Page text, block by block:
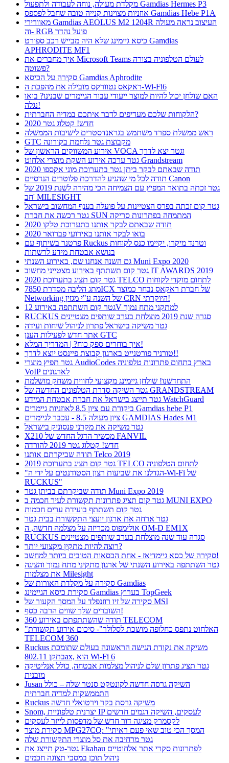
מקלדת מעולה, נוחה לעבודה ולתפעול Gamdias Hermes P3
אוזניות מצוינות קנייה טובה שחבל לפספס Gamdias Hebe P1A
מאוורירי Gamdias AEOLUS M2 1204R העיצוב נראה מעולה
וה- RGB פועל נהדר
כיסא גיימינג שלא היה מבייש רכב ספורט Gamdias
APHRODITE MF1
איך מחברים את Microsoft Teams לעולם הטלפוניה בצורה
פשוטה?
סקירה על הכיסא Gamdias Aphrodite
ראקאס נטוורקס מובילה את מהפכת ה-Wi-Fi6
האם שולחן יכול להיות למוצר ייעודי עבור הגיימרים שבנינו? בואו
נגלה!
הלקוחות שלכם מעדיפים לדבר איתכם במדיה החברתית?
חדש! קטלוג גטר 2020
ראש ממשלת ספרד משתמש בגראנדסטרים לישיבות הממשלה
GTC מקבוצת גטר נלחמת בקורונה
אירוע המשווקים הראשון של VOCA וגטר יצא לדרך
גטר ערכה אירוע השקת מוצרי אלחוט Grandstream
תודה שבאתם לבקר ביתן גטר בתערוכת מוני אקספו 2020
תודה לכל מי שהגיע להדרכת פלוטרים הנדסיים Canon
גטר זכתה בתואר המפיץ עם הצמיחה הכי מהירה לשנת 2019 של
חב' MILESIGHT
גטר קום זכתה בפרס הצטיינות על פועלה בענף המחשוב בישראל
גטר רכשה את חברת SUN המתמחה בפתרונות סריקה
תודה שבאתם לבקר אותנו בתערוכת טלקו 2020
בואו לבקר אותנו באירועי פברואר 2020
פרטנר בשיתוף עם Ruckus וטרנד מיקרו, יקיימו כנס לקוחות
בנושא אבטחת מידע לרשתות
גם השנה אנחנו שם, באירוע השנתי Muni Expo 2020
גטר קום תשתתף באירוע מצטייני מחשוב IT AWARDS 2019
גטר קום תציג בתערוכת 2020 TELCO לתחום מוקדי לקוחות
מתג הליבה מסדרת 7850ICX של חברת ראקאס נבחר כמוצר
Networking של השנה ע"י מגזין CRN היוקרתי!
גטר קום השתתפה באירוע 12V למתקני מתח נמוך
RUCKUS סגרה שנת 2019 מוצלחת בערב שותפים מצטיינים
גטר משיקה בישראל פתרון לניהול שיחות ועידה
אתר חדש לפעילות הענן GTC
איך בוחרים ספק כוח? | המדריך המלא!
טורניר פורטנייט בארגון קבוצת פיינסט יוצא לדרך!!
גטר תפיץ מוצרי AudioCodes בארץ בתחום פתרונות טלפוניה
VoIP לארגונים
התחדשנו! שולחן גיימינג מקצועי לחווית משחק מושלמת
גטר השיקה סדרת הטלפונים החדשה של GRANDSTREAM
גטר תייצג בישראל את חברת אבטחת המידע WatchGuard
ביקורת עם ציון 8.5 לאוזניות גיימרים Gamdias hebe P1
ציון מעולה 8.5 - עכבר לגיימרים GAMDIAS Hades M1
גטר משיקה את מקרני פנסוניק בישראל
X210 מכשיר הדגל החדש של FANVIL
חדש! קטלוג גטר 2019 להורדה
תודה שביקרתם אותנו Telco 2019
גטר קום תציג בתערוכת 2019 TELCO לתחום הטלפוניה
"הגדלנו את שביעות רצון הסטודנטים על ידי ה-Wi-Fi של
RUCKUS"
תודה שביקרתם בביתן גטר Muni Expo 2019
גטר קום תציג פתרונות תקשורת לעיר חכמה ב MUNI EXPO
גטר קום תשתתף בועידת ערים חכמות
גטר ארחה את ארגון יועצי התקשורת בבית גטר
אולימפוס מכריזה על מצלמה חדשה, ה OM-D EM1X
RUCKUS סגרה עוד שנה מוצלחת בערב שותפים מצטיינים
רוצה להיות מתקין מקצועי יותר?
סקירה של כסא גיימדיאז - אחת הכסאות הטובים ביותר למחשב!
גטר השתתפה באירוע השנתי של ארגון מתקיני מתח נמוך והציגה
את מצלמות Milesight
סקירה על מקלדת האורות של Gamdias
סקירת כיסא הגיימינג Gamdias בערוץ TopGeek
סקירה של זיו רוזנפלד על המסך הקעור של MSI
השוברים שלך שווים הרבה כסף!
תודה שהשתתפתם באירוע 360 TELECOM
"האלחוט נתפס כחלופה מושכת לסלולר"- סיכום אירוע תקשורת
TELECOM 360
Ruckus משיקה את נקודת הגישה הראשונה בעולם שתומכת
בתקן 802.11ax, הוא Wi-Fi 6
גטר תציג פתרון שלם לניהול מצלמות אבטחה, כולל אנליטיקה
מובנית
Jusan השיקה גרסה חדשה לקונטקט סנטר שלה – כולל
התממשקות למדיה חברתית
Ruckus משיקה גרסת בקר וירטואלי חדשה
Snom, יצרנית טלפוניית IP לעסקים, השיקה דגמים חדשים
לקסמרק מציגה דור חדש של מדפסות לייזר לעסקים
סקירת מוצר MPG27CQ: "המסך הכי טוב שאי פעם ראיתי
גטר מרחיבה את סל מוצרי התקשורת שלה
גטר-טק תייצג את Ekahau לפתרונות סקרי אתר אלחוטיים
ניהול תוכן במסכי תצוגה חכמים